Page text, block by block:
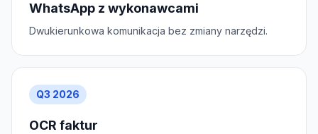
WhatsApp z wykonawcami
Dwukierunkowa komunikacja bez zmiany narzędzi.
Q3 2026
OCR faktur